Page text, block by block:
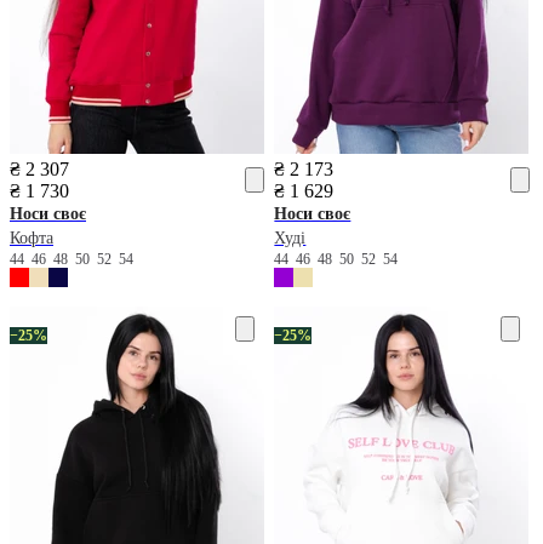
₴ 2 307
₴ 1 730
Носи своє
Кофта
44 46 48 50 52 54
₴ 2 173
₴ 1 629
Носи своє
Худі
444648505254
−25% −25%